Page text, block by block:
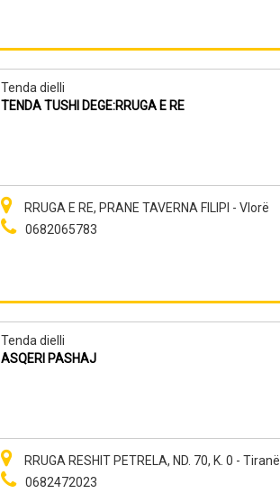
Tenda dielli
TENDA TUSHI DEGE:RRUGA E RE
RRUGA E RE, PRANE TAVERNA FILIPI - Vlorë
0682065783
Tenda dielli
ASQERI PASHAJ
RRUGA RESHIT PETRELA, ND. 70, K. 0 - Tiranë
0682472023